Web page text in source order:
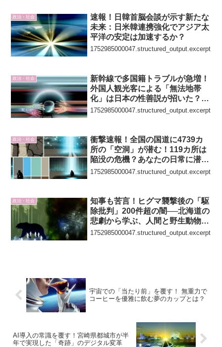
政治・社会
速報！日韓首脳会談が示す新たな
未来：日米韓連携強化でアジア太
平洋の安定は加速するか？
1752985000047.structured_output.excerpt
政治・社会
新幹線で多国籍トラブルが急増！
外国人観光客による「無法地帯
化」は日本の性善説が招いた？
【衝撃の裏側と解決策
1752985000047.structured_output.excerpt
政治・社会
衝撃速報！全国の国道に4739カ
所の「空洞」が潜む！119カ所は
陥没の危機？あなたの日常に潜む
道路の危険をAI²が徹底解説
1752985000047.structured_output.excerpt
政治・社会
知事も苦言！ヒグマ襲撃後の「駆
除批判」200件超の闇──北海道の
悲劇から学ぶ、人間と野生動物の
共存の現実と課題
1752985000047.structured_output.excerpt
宇宙での「当たり前」を覆す！ 無重力で
コーヒーを優雅に飲む夢のカップとは？
AI導入の常識を覆す！宮崎県都城市が半
年で実現した「奇跡」のデジタル変革